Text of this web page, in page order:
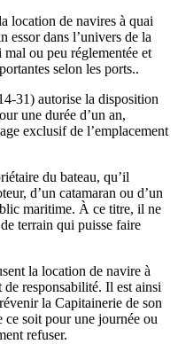
location de navires à quai
essor dans l’univers de la
ou peu réglementée et
selon les ports..
31) autorise la disposition
une durée d’un an,
exclusif de l’emplacement
du bateau, qu’il
d’un catamaran ou d’un
maritime. À ce titre, il ne
terrain qui puisse faire
la location de navire à
de responsabilité. Il est ainsi
la Capitainerie de son
ce soit pour une journée ou
refuser.